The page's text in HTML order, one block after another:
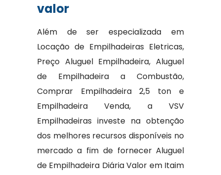
valor
Além de ser especializada em
Locação de Empilhadeiras Eletricas,
Preço Aluguel Empilhadeira, Aluguel
de Empilhadeira a Combustão,
Comprar Empilhadeira 2,5 ton e
Empilhadeira Venda, a VSV
Empilhadeiras investe na obtenção
dos melhores recursos disponíveis no
mercado a fim de fornecer Aluguel
de Empilhadeira Diária Valor em Itaim